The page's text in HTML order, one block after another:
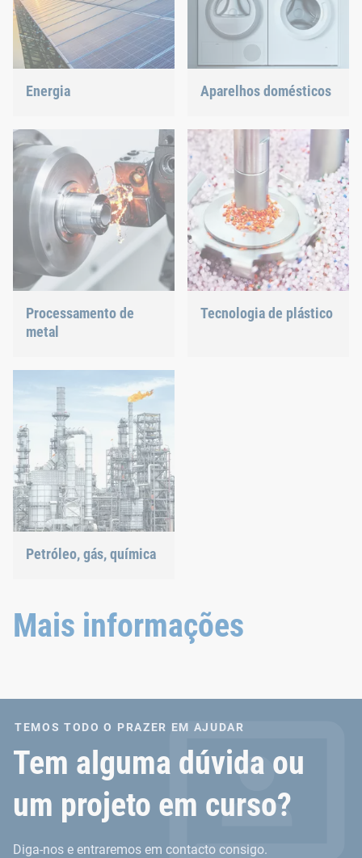
Energia
união e montagem,
contribuímos para moldar
o futuro da energia.
Aparelhos domésticos
forno, garantimos uma
junção com precisão.
Processamento de
metal
exigem tecnologia de união
nova e comprovada.
Tecnologia de plástico
Petróleo, gás, química
mesmo as condições mais
extremas.
Mais informações
TEMOS TODO O PRAZER EM AJUDAR
Tem alguma dúvida ou
um projeto em curso?
Diga-nos e entraremos em contacto consigo.